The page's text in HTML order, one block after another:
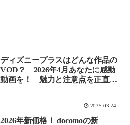
ディズニープラスはどんな作品の
VOD？ 2026年4月あなたに感動
動画を！ 魅力と注意点を正直レ
2025.03.24
2026年新価格！ docomoの新